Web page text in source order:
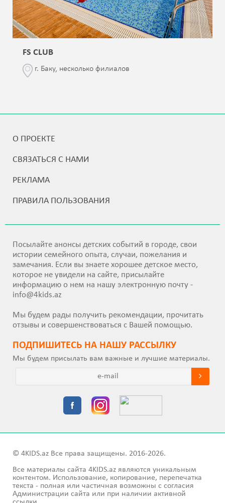
FS CLUB
г. Баку, несколько филиалов
О ПРОЕКТЕ
СВЯЗАТЬСЯ С НАМИ
РЕКЛАМА
ПРАВИЛА ПОЛЬЗОВАНИЯ
Посылайте анонсы детских событий в городе, свои
истории семейного опыта, случаи, пожелания и
замечания. Если вы знаете хорошее детское место,
которое не увидели на сайте, присылайте
информацию о нем на нашу электронную почту -
info@4kids.az
Мы будем рады получить рекомендации, прочитать
отзывы и совершенствоваться с Вашей помощью.
ПОДПИШИТEСЬ НА НАШУ РАССЫЛКУ
Мы будем присылать вам важные и лучшие материалы.
© 4KIDS.az Все права защищены. 2016-2026.
Все материалы сайта 4KIDS.az являются уникальным
контентом. Использование, копирование, перепечатка
текста - полная или частичная возможны с согласия
Администрации сайта или при наличии активной